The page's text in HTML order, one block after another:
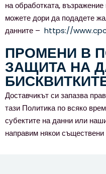
на обработката,
можете дори да подадете
данните – https://
ПРОМЕНИ В
ЗАЩИТА НА
Доставчикът си запазва
тази Политика по всяко
субектите на данни или
направим някои съществени